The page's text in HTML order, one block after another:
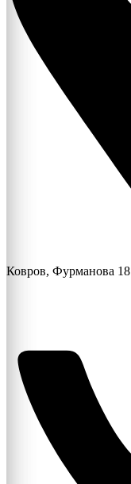
Ковров, Фурманова 18